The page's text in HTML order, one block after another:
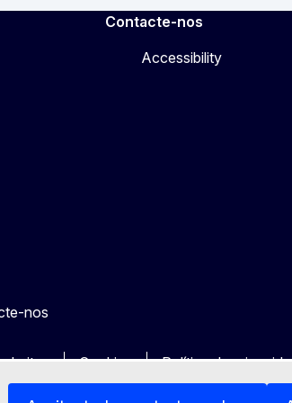
Contacte-nos
Accessibility
nos
Cookies Política de